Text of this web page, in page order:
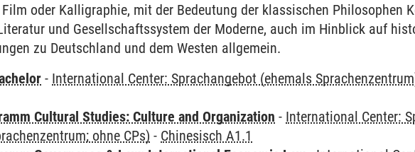
oder Kalligraphie, mit der Bedeutung der klassischen Philosophen
und Gesellschaftssystem der Moderne, auch im Hinblick auf
zu Deutschland und dem Westen allgemein.
- International Center: Sprachangebot (ehemals
Cultural Studies: Culture and Organization - International Center:
ohne CPs) - Chinesisch A1.1